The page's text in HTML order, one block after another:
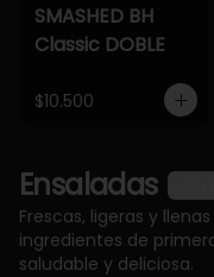
SMASHED BH
Classic DOBLE
$10.500
Ensaladas
Frescas, ligeras y
ingredientes de
saludable y deliciosa.